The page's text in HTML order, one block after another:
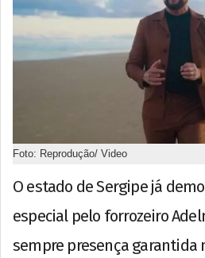
Foto: Reprodução/ Video
O estado de Sergipe já
especial pelo forrozeiro
sempre presença garantida